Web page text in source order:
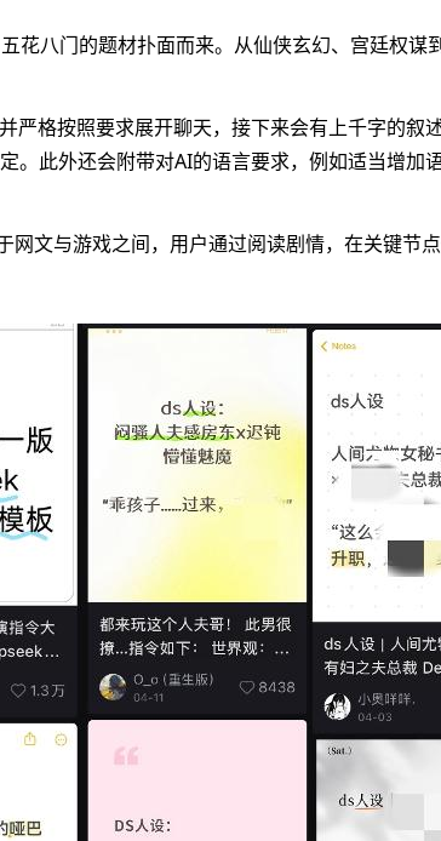
花八门的题材扑面而来。从仙侠玄幻、宫廷权谋
严格按照要求展开聊天，接下来会有上千字的叙
。此外还会附带对AI的语言要求，例如适当增加
网文与游戏之间，用户通过阅读剧情，在关键节